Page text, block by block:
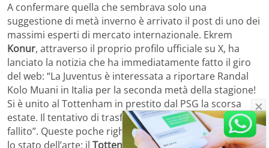
A confermare quella che sembrava solo una
suggestione di metà inverno è arrivato il post di uno dei
massimi esperti di mercato internazionale. Ekrem
Konur, attraverso il proprio profilo ufficiale su X, ha
lanciato la notizia che ha immediatamente fatto il giro
del web: “La Juventus è interessata a riportare Randal
Kolo Muani in Italia per la seconda metà della stagione!
Si è unito al Tottenham in prestito dal PSG la scorsa
estate. Il tentativo di trasferimento a titolo definitivo è
fallito”. Queste poche righe chiariscono perfettamente
lo stato dell’arte: il Tottenham non eserciterà l’opzione